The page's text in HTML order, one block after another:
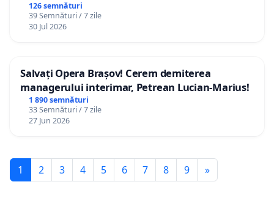
126 semnături
39 Semnături / 7 zile
30 Jul 2026
Salvați Opera Brașov! Cerem demiterea
managerului interimar, Petrean Lucian-Marius!
1 890 semnături
33 Semnături / 7 zile
27 Jun 2026
1 2 3 4 5 6 7 8 9 »